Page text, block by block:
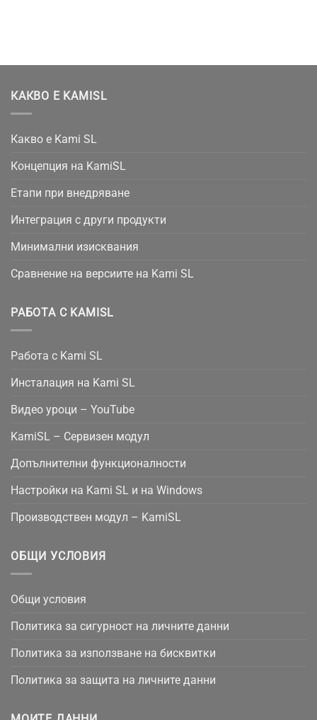
КАКВО Е KAMISL
Какво е Kami SL
Концепция на KamiSL
Етапи при внедряване
Интеграция с други продукти
Минимални изисквания
Сравнение на версиите на Kami SL
РАБОТА С KAMISL
Работа с Kami SL
Инсталация на Kami SL
Видео уроци – YouTube
KamiSL – Сервизен модул
Допълнителни функционалности
Настройки на Kami SL и на Windows
Производствен модул – KamiSL
ОБЩИ УСЛОВИЯ
Общи условия
Политика за сигурност на личните данни
Политика за използване на бисквитки
Политика за защита на личните данни